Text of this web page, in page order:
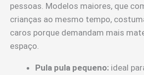
pessoas. Modelos maiores, que
crianças ao mesmo tempo,
caros porque demandam mais
espaço.
Pula pula pequeno: ideal